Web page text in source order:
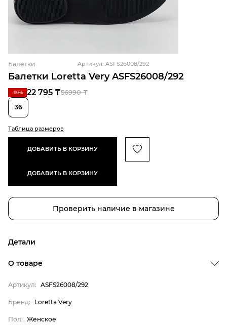
Балетки Loretta Very ASFS26008/292
Балетки Артикул: ASFS26008/292
56990 ₸
22 795 ₸
-60%
36
Таблица размеров
ДОБАВИТЬ В КОРЗИНУ
ДОБАВИТЬ В КОРЗИНУ
Проверить наличие в магазине
Детали
Бренд
О товаре
Артикул: ASFS26008/292
Бренд: Loretta Very
Пол: Женское